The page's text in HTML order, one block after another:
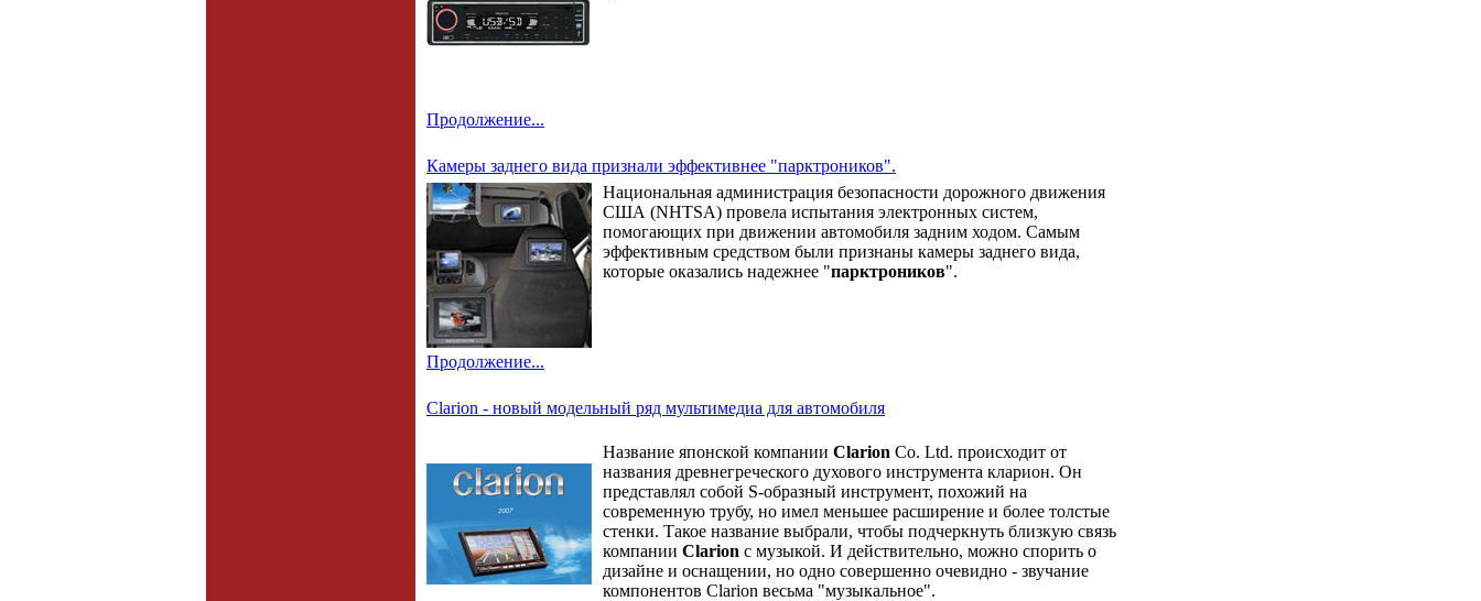
Продолжение...
Камеры заднего вида признали эффективнее "парктроников".
Национальная администрация безопасности дорожного движения
США (NHTSA) провела испытания электронных систем,
помогающих при движении автомобиля задним ходом. Самым
эффективным средством были признаны камеры заднего вида,
которые оказались надежнее "парктроников".
Продолжение...
Clarion - новый модельный ряд мультимедиа для автомобиля
Название японской компании Clarion Co. Ltd. происходит от
названия древнегреческого духового инструмента кларион. Он
представлял собой S-образный инструмент, похожий на
современную трубу, но имел меньшее расширение и более толстые
стенки. Такое название выбрали, чтобы подчеркнуть близкую связь
компании Clarion с музыкой. И действительно, можно спорить о
дизайне и оснащении, но одно совершенно очевидно - звучание
компонентов Clarion весьма "музыкальное".